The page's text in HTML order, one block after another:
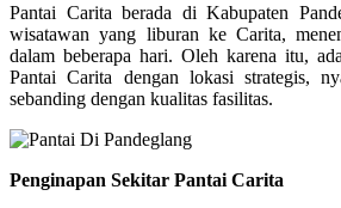
Pantai Carita berada di Kabupaten
wisatawan yang liburan ke Carita,
dalam beberapa hari. Oleh karena itu,
Pantai Carita dengan lokasi strategis,
sebanding dengan kualitas fasilitas.
Penginapan Sekitar Pantai Carita